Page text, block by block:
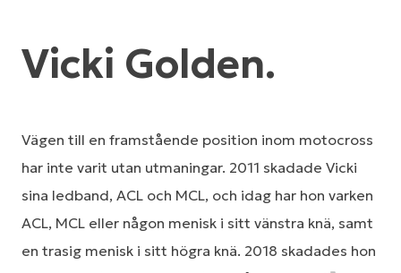
Vicki Golden.
Vägen till en framstående position inom motocross
har inte varit utan utmaningar. 2011 skadade Vicki
sina ledband, ACL och MCL, och idag har hon varken
ACL, MCL eller någon menisk i sitt vänstra knä, samt
en trasig menisk i sitt högra knä. 2018 skadades hon